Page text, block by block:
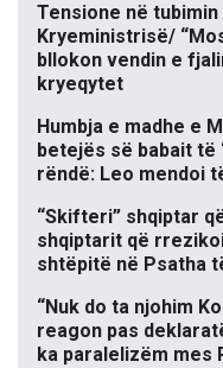
Tensione në
Kryeministrisë/
bllokon vendin e
kryeqytet
Humbja e madhe e
betejës së babait të
rëndë: Leo mendoi
“Skifteri” shqiptar
shqiptarit që
shtëpitë në Psatha
“Nuk do ta njohim
reagon pas
ka paralelizëm mes